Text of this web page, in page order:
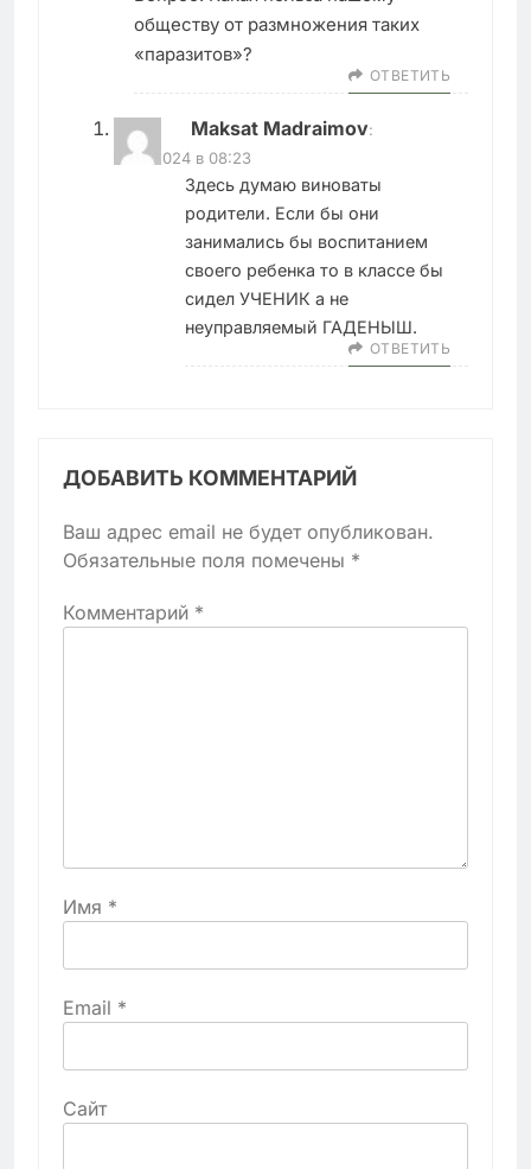
обществу от размножения таких
«паразитов»?
ОТВЕТИТЬ
Maksat Madraimov:
01.12.2024 в 08:23
Здесь думаю виноваты
родители. Если бы они
занимались бы воспитанием
своего ребенка то в классе бы
сидел УЧЕНИК а не
неуправляемый ГАДЕНЫШ.
ОТВЕТИТЬ
ДОБАВИТЬ КОММЕНТАРИЙ
Ваш адрес email не будет опубликован.
Обязательные поля помечены *
Комментарий *
Имя *
Email *
Сайт